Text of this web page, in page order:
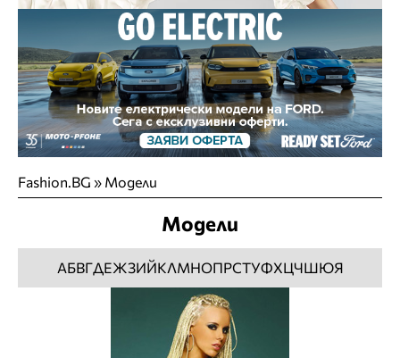
Fashion.BG » Модели
Модели
АБВГДЕЖЗИЙКЛМНОПРСТУФХЦЧШЮЯ